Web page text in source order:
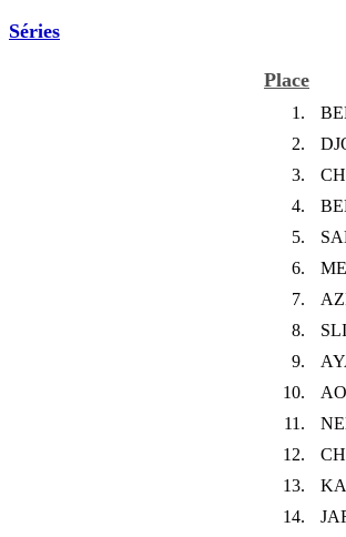
Séries
Place
1.
2.
3.
4.
5.
6.
7.
8.
9.
10.
11.
12.
13.
14.